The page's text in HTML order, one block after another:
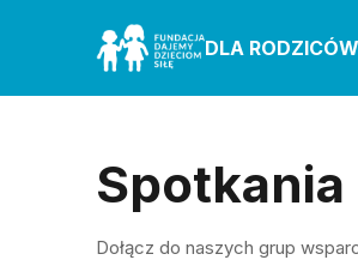
DLA RODZICÓW
Dołącz do naszych grup